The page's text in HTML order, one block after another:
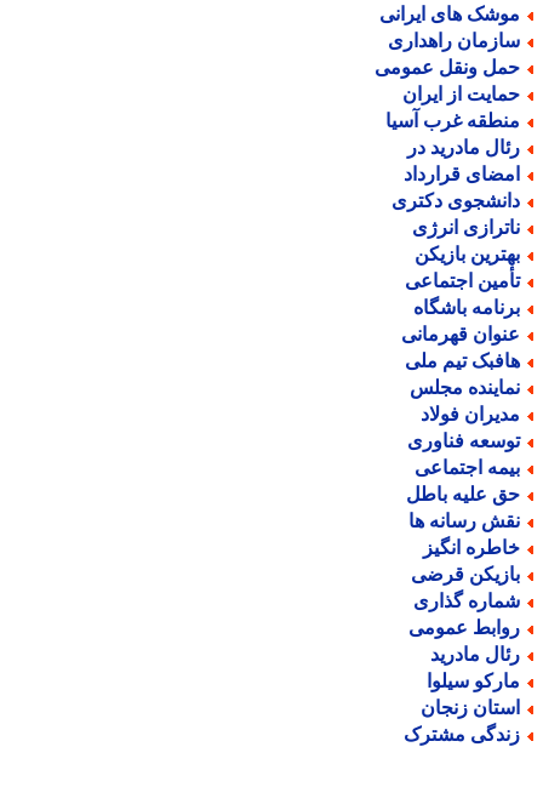
های ایرانی
راهداری
ونقل عمومی
از ایران
غرب آسیا
مادرید در
قرارداد
دکتری
انرژی
بازیکن
اجتماعی
باشگاه
قهرمانی
تیم ملی
مجلس
فولاد
فناوری
اجتماعی
علیه باطل
رسانه ها
انگیز
قرضی
گذاری
عمومی
مادرید
سیلوا
زنجان
مشترک